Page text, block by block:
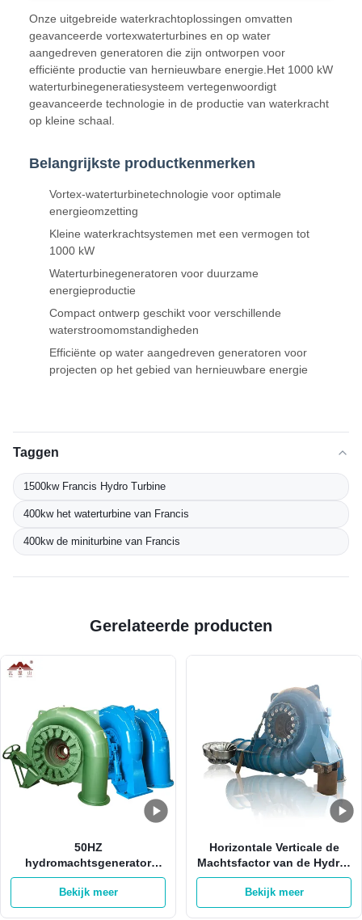
Onze uitgebreide waterkrachtoplossingen omvatten
geavanceerde vortexwaterturbines en op water
aangedreven generatoren die zijn ontworpen voor
efficiënte productie van hernieuwbare energie.Het 1000 kW
waterturbinegeneratiesysteem vertegenwoordigt
geavanceerde technologie in de productie van waterkracht
op kleine schaal.
Belangrijkste productkenmerken
Vortex-waterturbinetechnologie voor optimale
energieomzetting
Kleine waterkrachtsystemen met een vermogen tot
1000 kW
Waterturbinegeneratoren voor duurzame
energieproductie
Compact ontwerp geschikt voor verschillende
waterstroomomstandigheden
Efficiënte op water aangedreven generatoren voor
projecten op het gebied van hernieuwbare energie
Taggen
1500kw Francis Hydro Turbine
400kw het waterturbine van Francis
400kw de miniturbine van Francis
Gerelateerde producten
50HZ
hydromachtsgenerator
1MW 3MW Pelton Francis
Hydro Turbine
Bekijk meer
Horizontale Verticale de
Machtsfactor van de Hydro-
elektrische
Machtsgenerator 2000kw
0,8
Bekijk meer